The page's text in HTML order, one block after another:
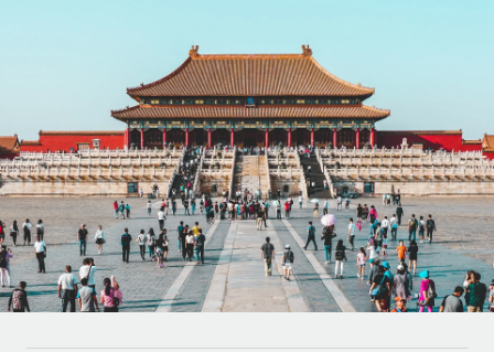
Intégrez et gérez vos freelances partout dans le monde
PEO
Sous-traitez les opérations complexes liées à l’emploi
INFRASTRUCTURE
Intégration Remote
Intégrez vos RH aux flux de travail en toute simplicité
Plateforme
Examinez notre service par rapport aux autres
CROISSANCE
Start-ups
Des solutions agiles et internationales pour les RH et la
paie des entreprises en pleine croissance
Entreprises intermédiaires
Développez vos équipes avec des solutions RH sur
mesure
Entreprise
Calculateur de paiement des freelances
Découvrez les devises disponibles et les vitesses de
paiement pour vos freelances internationaux
APPRENDRE AVEC REMOTE
Recherche et guides
Études de cas
Deutsch
Español
Italiano
Português (Portugal)